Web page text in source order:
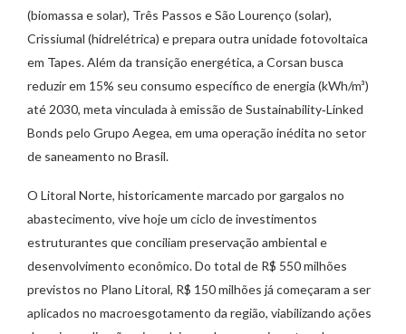
(biomassa e solar), Três Passos e São Lourenço (solar),
Crissiumal (hidrelétrica) e prepara outra unidade fotovoltaica
em Tapes. Além da transição energética, a Corsan busca
reduzir em 15% seu consumo específico de energia (kWh/m³)
até 2030, meta vinculada à emissão de Sustainability‑Linked
Bonds pelo Grupo Aegea, em uma operação inédita no setor
de saneamento no Brasil.
O Litoral Norte, historicamente marcado por gargalos no
abastecimento, vive hoje um ciclo de investimentos
estruturantes que conciliam preservação ambiental e
desenvolvimento econômico. Do total de R$ 550 milhões
previstos no Plano Litoral, R$ 150 milhões já começaram a ser
aplicados no macroesgotamento da região, viabilizando ações